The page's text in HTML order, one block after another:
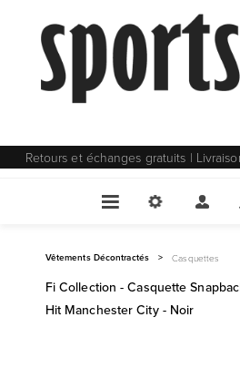
Retours et échanges gratuits |
Vêtements Décontractés > Casquettes
Fi Collection - Casquette
Hit Manchester City - Noir